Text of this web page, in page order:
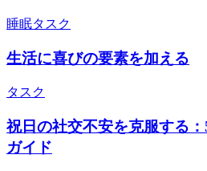
睡眠タスク
生活に喜びの要素を加える
タスク
祝日の社交不安を克服する
ガイド